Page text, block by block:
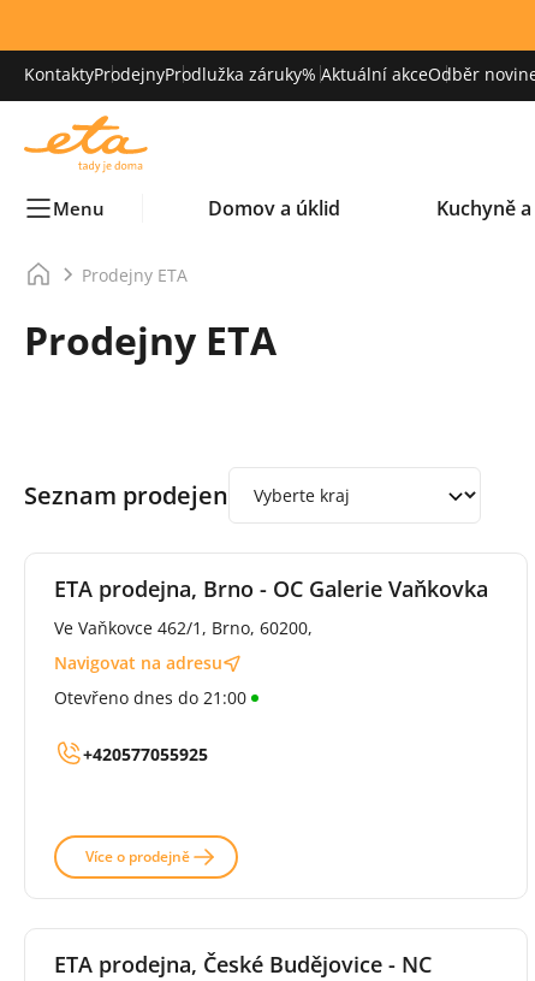
KontaktyProdejnyProdlužka záruky% Aktuální akceOdběr
Menu Domov a úklid Kuchyně
Prodejny ETA
Prodejny ETA
Seznam prodejen
ETA prodejna, Brno - OC Galerie Vaňkovka
Ve Vaňkovce 462/1, Brno, 60200,
Navigovat na adresu
Otevřeno dnes do 21:00
+420577055925
Více o prodejně
ETA prodejna, České Budějovice - NC